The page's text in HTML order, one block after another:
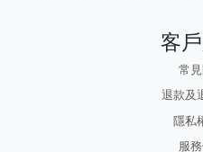
客
常
退款及
隱私
服